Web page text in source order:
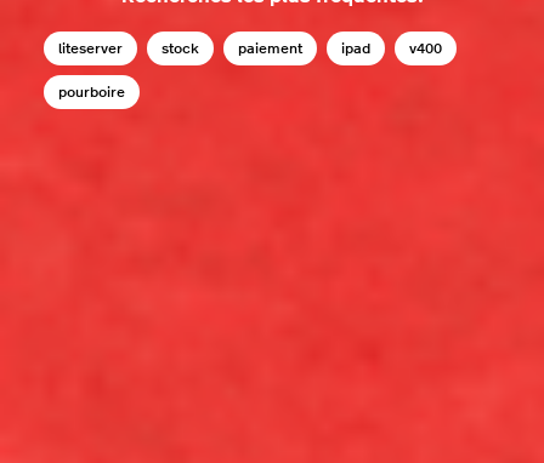
liteserver stock paiement ipad v400
pourboire